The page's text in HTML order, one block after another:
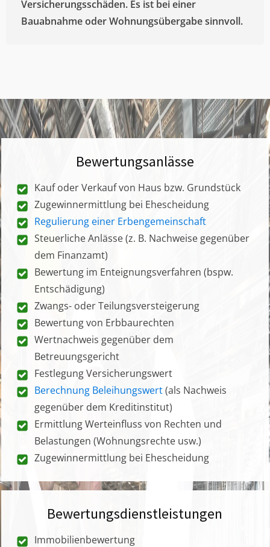
Versicherungsschäden. Es ist bei einer
Bauabnahme oder Wohnungsübergabe sinnvoll.
Bewertungsanlässe
Kauf oder Verkauf von Haus bzw. Grundstück
Zugewinnermittlung bei Ehescheidung
Regulierung einer Erbengemeinschaft
Steuerliche Anlässe (z. B. Nachweise gegenüber
dem Finanzamt)
Bewertung im Enteignungsverfahren (bspw.
Entschädigung)
Zwangs- oder Teilungsversteigerung
Bewertung von Erbbaurechten
Wertnachweis gegenüber dem
Betreuungsgericht
Festlegung Versicherungswert
Berechnung Beleihungswert(als Nachweis
gegenüber dem Kreditinstitut)
Ermittlung Werteinfluss von Rechten und
Belastungen (Wohnungsrechte usw.)
Zugewinnermittlung bei Ehescheidung
Bewertungsdienstleistungen
Immobilienbewertung